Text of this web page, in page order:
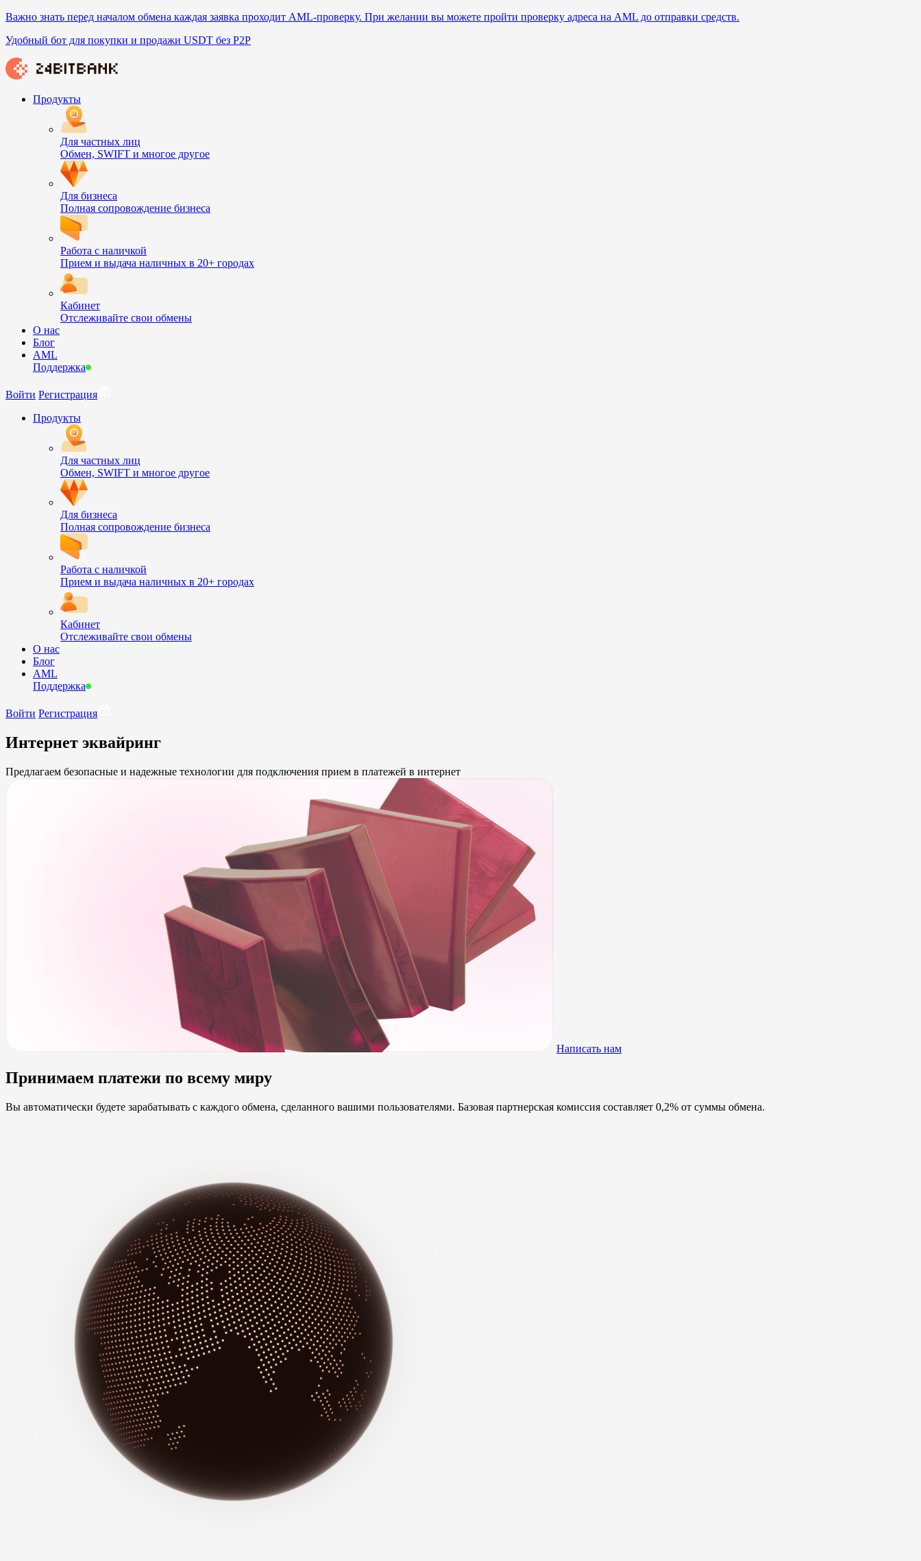
Важно знать перед началом обмена каждая заявка проходит AML-проверку. При желании вы можете пройти проверку адреса на AML до отправки средств.
Удобный бот для покупки и продажи USDT без P2P
Продукты
Для частных лиц
Обмен, SWIFT и многое другое
Для бизнеса
Полная сопровождение бизнеса
Работа с наличкой
Прием и выдача наличных в 20+ городах
Кабинет
Отслеживайте свои обмены
О нас
Блог
AML
Поддержка
Войти Регистрация
Продукты
Для частных лиц
Обмен, SWIFT и многое другое
Для бизнеса
Полная сопровождение бизнеса
Работа с наличкой
Прием и выдача наличных в 20+ городах
Кабинет
Отслеживайте свои обмены
О нас
Блог
AML
Поддержка
Войти Регистрация
Интернет эквайринг
Предлагаем безопасные и надежные технологии для подключения прием в платежей в интернет
Написать нам
Принимаем платежи по всему миру
Вы автоматически будете зарабатывать с каждого обмена, сделанного вашими пользователями. Базовая партнерская комиссия составляет 0,2% от суммы обмена.